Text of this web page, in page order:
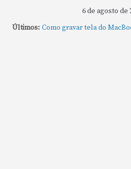
6 de agosto de
Últimos: Como fechar rapidamente